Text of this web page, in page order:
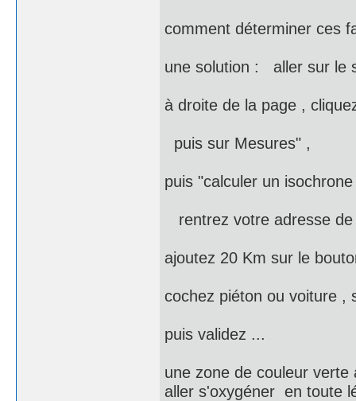
comment déterminer ces
une solution : aller sur le
à droite de la page ,
puis sur Mesures" ,
puis "calculer un
rentrez votre adresse
ajoutez 20 Km sur le
cochez piéton ou voiture ,
puis validez ...
une zone de couleur
aller s'oxygéner en toute